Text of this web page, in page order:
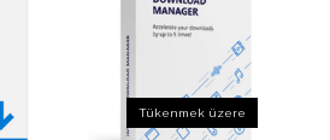
Tükenmek üzere